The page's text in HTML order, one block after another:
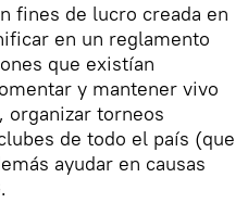
fines de lucro creada en
en un reglamento
que existían
y mantener vivo
organizar torneos
de todo el país (que
ayudar en causas